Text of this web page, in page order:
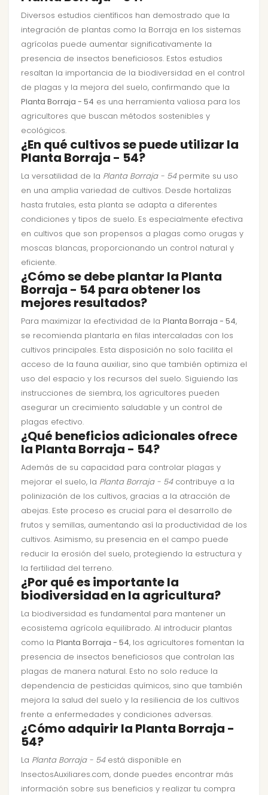
Diversos estudios científicos han demostrado que la
integración de plantas como la Borraja en los sistemas
agrícolas puede aumentar significativamente la
presencia de insectos beneficiosos. Estos estudios
resaltan la importancia de la biodiversidad en el control
de plagas y la mejora del suelo, confirmando que la
Planta Borraja - 54 es una herramienta valiosa para los
agricultores que buscan métodos sostenibles y
ecológicos.
¿En qué cultivos se puede utilizar la
Planta Borraja - 54?
La versatilidad de la Planta Borraja - 54permite su uso
en una amplia variedad de cultivos. Desde hortalizas
hasta frutales, esta planta se adapta a diferentes
condiciones y tipos de suelo. Es especialmente efectiva
en cultivos que son propensos a plagas como orugas y
moscas blancas, proporcionando un control natural y
eficiente.
¿Cómo se debe plantar la Planta
Borraja - 54 para obtener los
mejores resultados?
Para maximizar la efectividad de la Planta Borraja - 54,
se recomienda plantarla en filas intercaladas con los
cultivos principales. Esta disposición no solo facilita el
acceso de la fauna auxiliar, sino que también optimiza el
uso del espacio y los recursos del suelo. Siguiendo las
instrucciones de siembra, los agricultores pueden
asegurar un crecimiento saludable y un control de
plagas efectivo.
¿Qué beneficios adicionales ofrece
la Planta Borraja - 54?
Además de su capacidad para controlar plagas y
mejorar el suelo, la Planta Borraja - 54contribuye a la
polinización de los cultivos, gracias a la atracción de
abejas. Este proceso es crucial para el desarrollo de
frutos y semillas, aumentando así la productividad de los
cultivos. Asimismo, su presencia en el campo puede
reducir la erosión del suelo, protegiendo la estructura y
la fertilidad del terreno.
¿Por qué es importante la
biodiversidad en la agricultura?
La biodiversidad es fundamental para mantener un
ecosistema agrícola equilibrado. Al introducir plantas
como la Planta Borraja - 54, los agricultores fomentan la
presencia de insectos beneficiosos que controlan las
plagas de manera natural. Esto no solo reduce la
dependencia de pesticidas químicos, sino que también
mejora la salud del suelo y la resiliencia de los cultivos
frente a enfermedades y condiciones adversas.
¿Cómo adquirir la Planta Borraja -
54?
La Planta Borraja - 54está disponible en
InsectosAuxiliares.com, donde puedes encontrar más
información sobre sus beneficios y realizar tu compra